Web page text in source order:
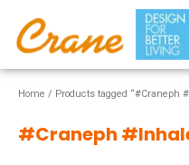
Home / Products tagged “#Craneph
#Craneph